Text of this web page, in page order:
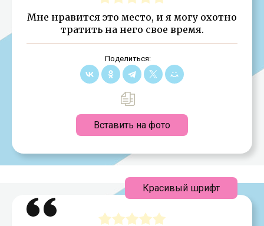
Мне нравится это место, и я могу охотно
тратить на него свое время.
Поделиться:
Вставить на фото
Красивый шрифт